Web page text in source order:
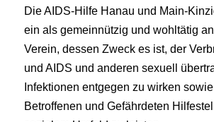
Die AIDS-Hilfe Hanau und Main-
ein als gemeinnützig und wohltätig
Verein, dessen Zweck es ist, der
und AIDS und anderen sexuell
Infektionen entgegen zu wirken
Betroffenen und Gefährdeten